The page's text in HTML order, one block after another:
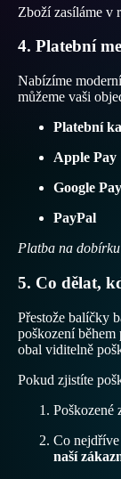
Zboží zasíláme v
4. Platební
Nabízíme
můžeme vaši
Platební
Apple Pay
Google Pay
PayPal
Platba na
5. Co dělat,
Přestože balíčky
poškození
obal viditelně
Pokud zjistíte
Poškozené
Co
naší
Zásady
Zásady vrácení
Podmínky